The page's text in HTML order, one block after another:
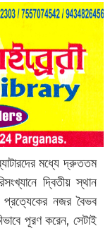
মধ্যে দ্রুততম
দ্বিতীয় স্থান
নজর বৈভব
পূরণ করেন, সেটাই